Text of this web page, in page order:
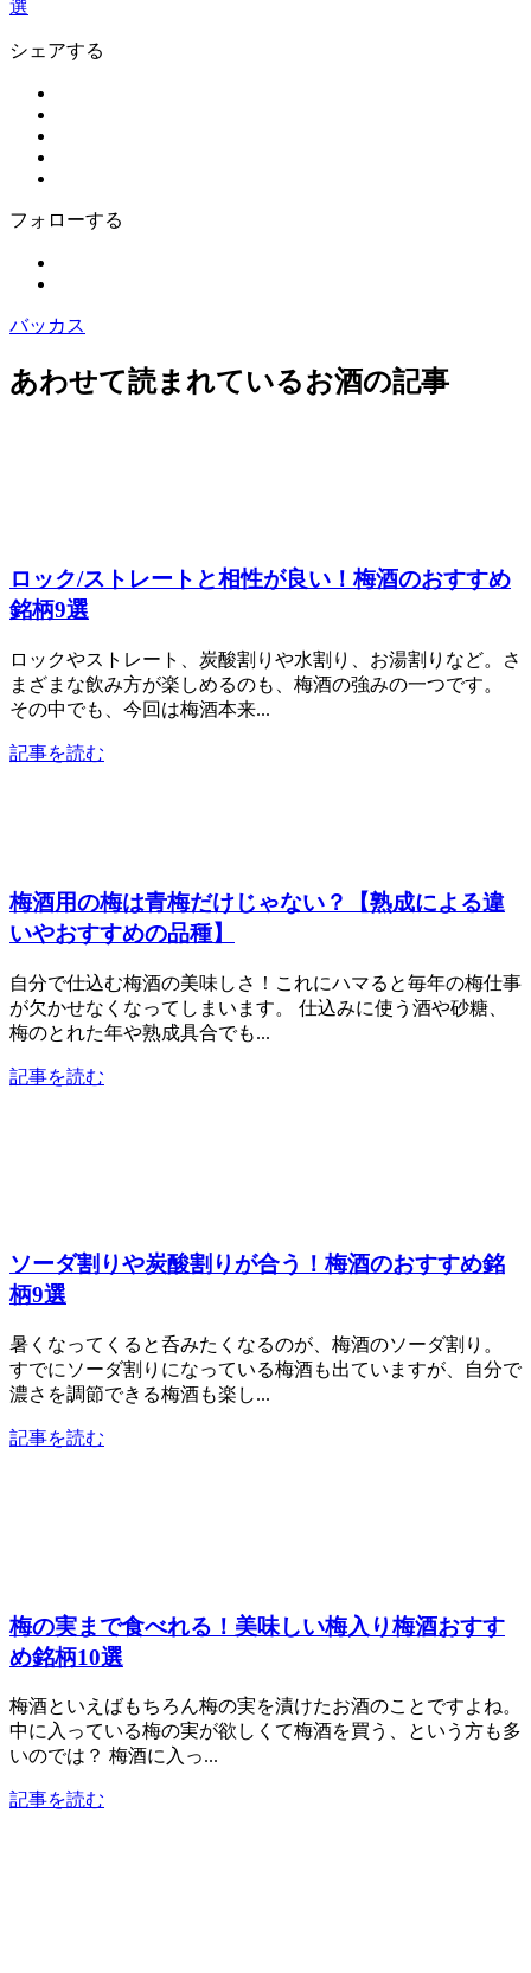
選
シェアする
フォローする
バッカス
あわせて読まれているお酒の記事
ロック/ストレートと相性が良い！梅酒のおすすめ
銘柄9選
ロックやストレート、炭酸割りや水割り、お湯割りなど。さ
まざまな飲み方が楽しめるのも、梅酒の強みの一つです。
その中でも、今回は梅酒本来...
記事を読む
梅酒用の梅は青梅だけじゃない？【熟成による違
いやおすすめの品種】
自分で仕込む梅酒の美味しさ！これにハマると毎年の梅仕事
が欠かせなくなってしまいます。 仕込みに使う酒や砂糖、
梅のとれた年や熟成具合でも...
記事を読む
ソーダ割りや炭酸割りが合う！梅酒のおすすめ銘
柄9選
暑くなってくると呑みたくなるのが、梅酒のソーダ割り。
すでにソーダ割りになっている梅酒も出ていますが、自分で
濃さを調節できる梅酒も楽し...
記事を読む
梅の実まで食べれる！美味しい梅入り梅酒おすす
め銘柄10選
梅酒といえばもちろん梅の実を漬けたお酒のことですよね。
中に入っている梅の実が欲しくて梅酒を買う、という方も多
いのでは？ 梅酒に入っ...
記事を読む